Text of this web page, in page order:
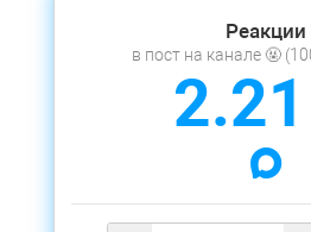
Реакции
в пост на канале 🤬
2.21